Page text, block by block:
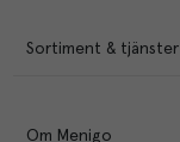
Sortiment & tjänster
Om Menigo